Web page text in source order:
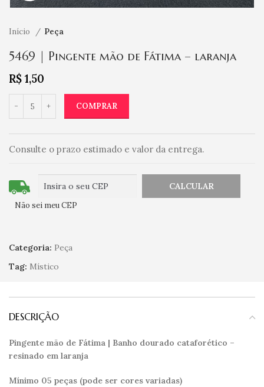
Início Peça
5469 | Pingente mão de Fátima – laranja
R$ 1,50
COMPRAR
Consulte o prazo estimado e valor da entrega.
Não sei meu CEP
Categoria: Peça
Tag: Místico
DESCRIÇÃO
Pingente mão de Fátima | Banho dourado cataforético –
resinado em laranja
Mínimo 05 peças (pode ser cores variadas)